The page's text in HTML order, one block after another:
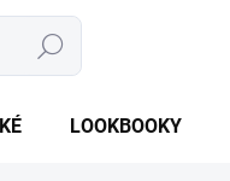
Hledat
LOOKBOOKY